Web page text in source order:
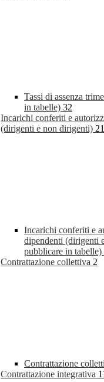
Tassi di assenza
in tabelle) 32
Incarichi conferiti e
(dirigenti e non dirigenti) 21
Incarichi conferiti e
dipendenti (dirigenti
pubblicare in tabelle)
Contrattazione collettiva 2
Contrattazione
Contrattazione integrativa